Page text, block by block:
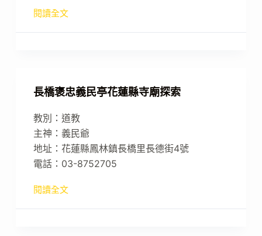
閱讀全文
長橋褒忠義民亭花蓮縣寺廟探索
教別：道教
主神：義民爺
地址：花蓮縣鳳林鎮長橋里長德街4號
電話：03-8752705
閱讀全文